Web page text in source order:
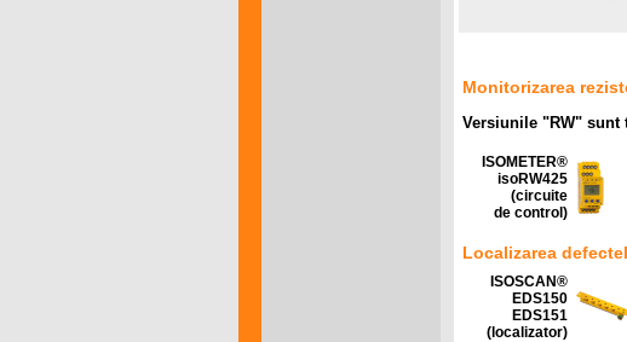
Monitorizarea
Versiunile "RW" sunt
ISOMETER®
isoRW425
(circuite
de control)
Localizarea
ISOSCAN®
EDS150
EDS151
(localizator)